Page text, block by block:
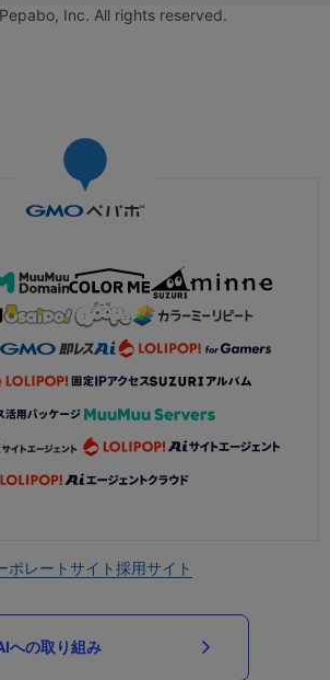
Inc. All rights reserved.
ポレートサイト採用サイト
への取り組み